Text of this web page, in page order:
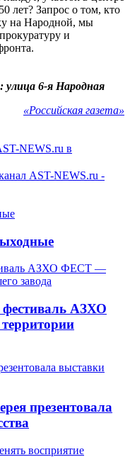
лет? Запрос о том, кто
на Народной, мы
и
улица 6-я Народная
«Российская газета»
NEWS.ru в
AST-NEWS.ru -
АЗХО
презентовала